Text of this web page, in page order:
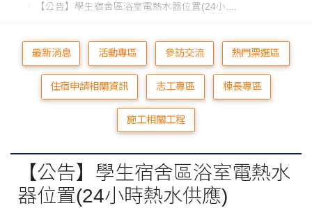
【公告】學生宿舍區浴室電熱水器位置(24小....
最新消息 活動專區 參訪交流 熱門票選區
住宿申請相關資訊 志工專區 棟長專區
施工相關工程
【公告】學生宿舍區浴室電熱水
器位置(24小時熱水供應)